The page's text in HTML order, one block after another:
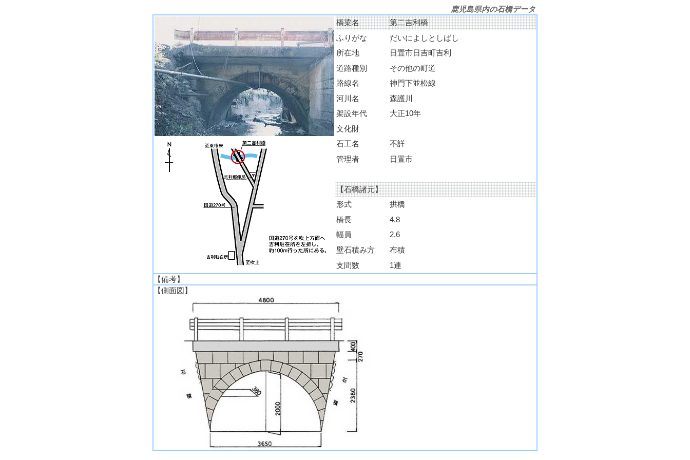
鹿児島県内の石橋データ
橋梁名
第二吉利橋
ふりがな
だいによしとしばし
所在地
日置市日吉町吉利
道路種別
その他の町道
路線名
神門下並松線
河川名
森護川
架設年代
大正10年
文化財
石工名
不詳
管理者
日置市
【石橋諸元】
形式
拱橋
橋長
4.8
幅員
2.6
壁石積み方
布積
支間数
1連
【備考】
【側面図】